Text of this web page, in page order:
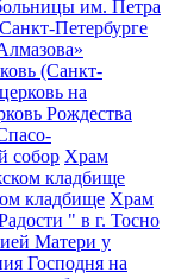
им. Петра
Петербурге
(Санкт-
на
Рождества
собор Храм
кладбище
кладбище Храм
" в г. Тосно
Матери у
Господня на